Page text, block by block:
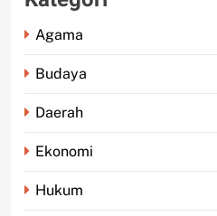
Agama
Budaya
Daerah
Ekonomi
Hukum